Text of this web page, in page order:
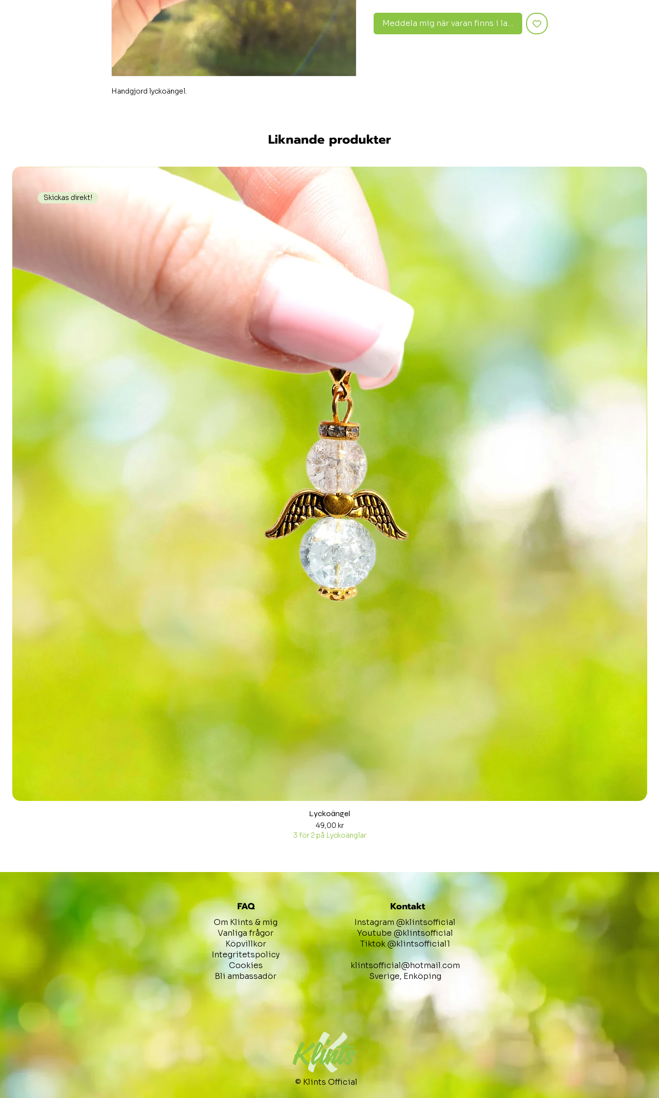
Handgjord lyckoängel.
Meddela mig när varan finns i lager
Liknande produkter
Snabbvisning
Skickas direkt!
Lyckoängel
Pris
49,00 kr
3 för 2 på Lyckoänglar
FAQ
Om Klints & mig
Vanliga frågor
Köpvillkor
Integritetspolicy
Cookies
Bli ambassadör
Kontakt
Instagram @klintsofficial
Youtube @klintsofficial
Tiktok @klintsofficial1
klintsofficial@hotmail.com
Sverige, Enköping
© Klints Official